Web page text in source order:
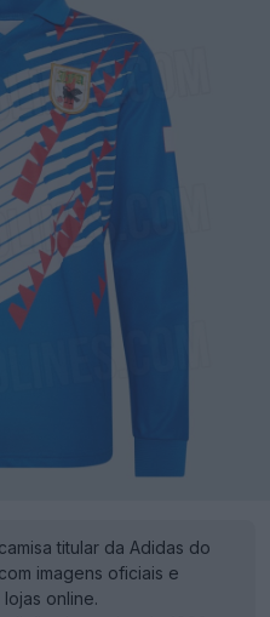
titular da Adidas do
imagens oficiais e
online.